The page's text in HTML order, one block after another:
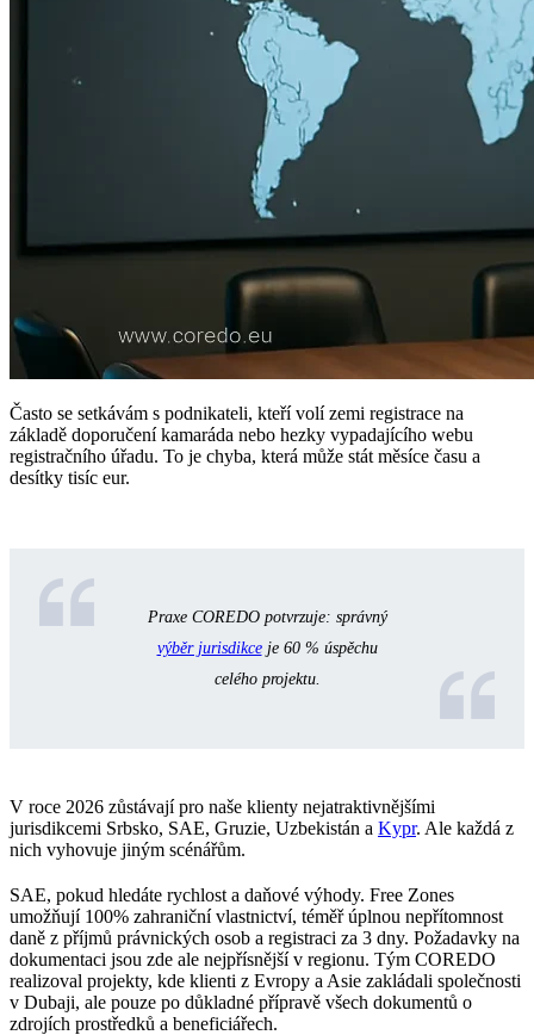
Často se setkávám s podnikateli, kteří volí zemi registrace na
základě doporučení kamaráda nebo hezky vypadajícího webu
registračního úřadu. To je chyba, která může stát měsíce času a
desítky tisíc eur.
Praxe COREDO potvrzuje: správný
výběr jurisdikceje 60 % úspěchu
celého projektu.
V roce 2026 zůstávají pro naše klienty nejatraktivnějšími
jurisdikcemi Srbsko, SAE, Gruzie, Uzbekistán a Kypr. Ale každá z
nich vyhovuje jiným scénářům.
SAE, pokud hledáte rychlost a daňové výhody. Free Zones
umožňují 100% zahraniční vlastnictví, téměř úplnou nepřítomnost
daně z příjmů právnických osob a registraci za 3 dny. Požadavky na
dokumentaci jsou zde ale nejpřísnější v regionu. Tým COREDO
realizoval projekty, kde klienti z Evropy a Asie zakládali společnosti
v Dubaji, ale pouze po důkladné přípravě všech dokumentů o
zdrojích prostředků a beneficiářech.